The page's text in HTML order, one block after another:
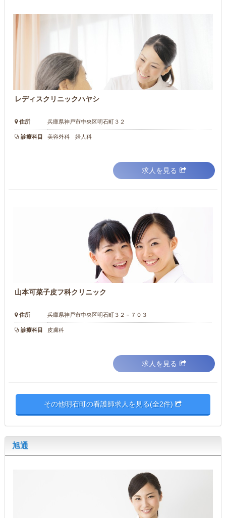
レディスクリニックハヤシ
住所 兵庫県神戸市中央区明石町３２
診療科目 美容外科 婦人科
求人を見る
山本可菜子皮フ科クリニック
住所 兵庫県神戸市中央区明石町３２－７０３
診療科目 皮膚科
求人を見る
その他明石町の看護師求人を見る(全2件)
旭通